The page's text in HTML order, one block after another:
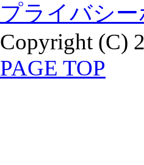
プライバシ
Copyright (C)
PAGE TOP